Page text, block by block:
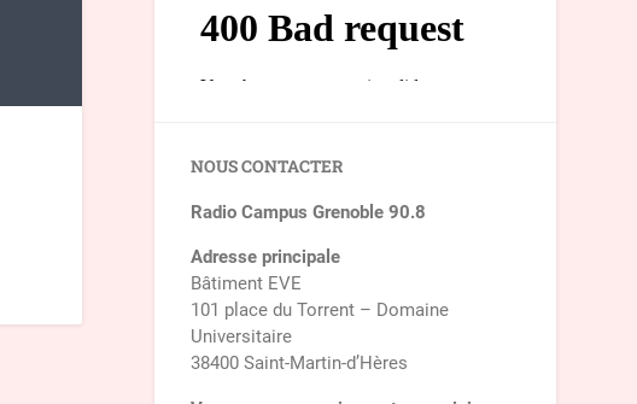
NOUS CONTACTER
Radio Campus Grenoble 90.8
Adresse principale
Bâtiment EVE
101 place du Torrent – Domaine
Universitaire
38400 Saint-Martin-d’Hères